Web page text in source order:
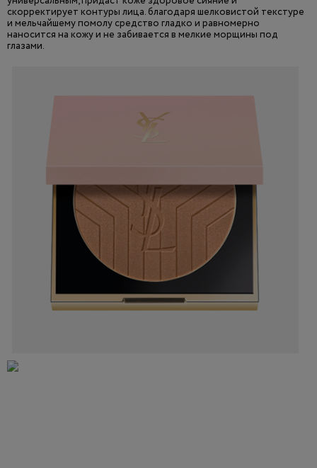
скорректирует контуры лица. благодаря шелковистой текстуре
и мельчайшему помолу средство гладко и равномерно
наносится на кожу и не забивается в мелкие морщины под
глазами.